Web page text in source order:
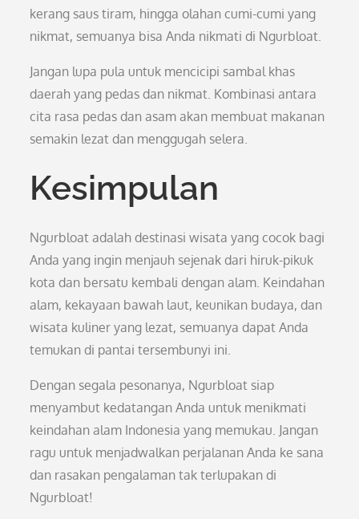
kerang saus tiram, hingga olahan cumi-cumi yang
nikmat, semuanya bisa Anda nikmati di Ngurbloat.
Jangan lupa pula untuk mencicipi sambal khas
daerah yang pedas dan nikmat. Kombinasi antara
cita rasa pedas dan asam akan membuat makanan
semakin lezat dan menggugah selera.
Kesimpulan
Ngurbloat adalah destinasi wisata yang cocok bagi
Anda yang ingin menjauh sejenak dari hiruk-pikuk
kota dan bersatu kembali dengan alam. Keindahan
alam, kekayaan bawah laut, keunikan budaya, dan
wisata kuliner yang lezat, semuanya dapat Anda
temukan di pantai tersembunyi ini.
Dengan segala pesonanya, Ngurbloat siap
menyambut kedatangan Anda untuk menikmati
keindahan alam Indonesia yang memukau. Jangan
ragu untuk menjadwalkan perjalanan Anda ke sana
dan rasakan pengalaman tak terlupakan di
Ngurbloat!